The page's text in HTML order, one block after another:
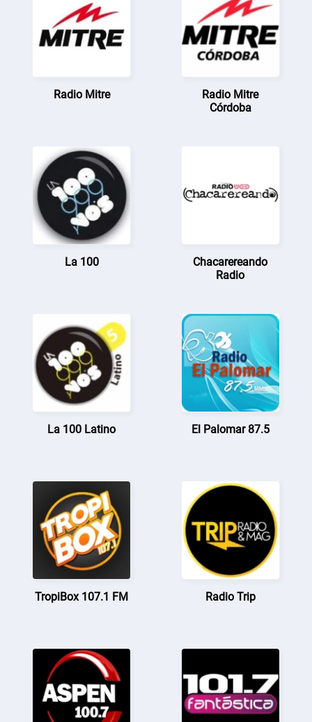
Radio Mitre
Radio Mitre
Córdoba
La 100
Chacarereando
Radio
La 100 Latino El Palomar 87.5
TropiBox 107.1 FM Radio Trip